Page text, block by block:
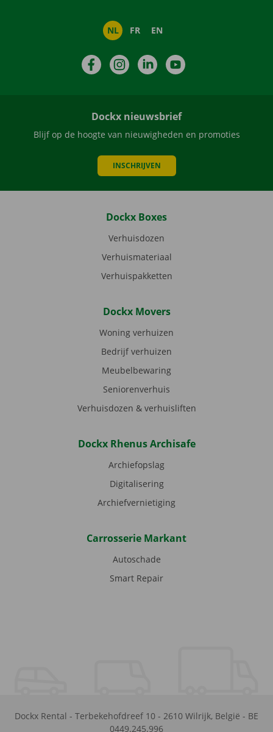
NL FR EN
FacebookInstagramLinkedIn
Dockx nieuwsbrief
Blijf op de hoogte van nieuwigheden en promoties
INSCHRIJVEN
Dockx Boxes
Verhuisdozen
Verhuismateriaal
Verhuispakketten
Dockx Movers
Woning verhuizen
Bedrijf verhuizen
Meubelbewaring
Seniorenverhuis
Verhuisdozen & verhuisliften
Dockx Rhenus Archisafe
Archiefopslag
Digitalisering
Archiefvernietiging
Carrosserie Markant
Autoschade
Smart Repair
Dockx Rental - Terbekehofdreef 10 - 2610 Wilrijk, België - BE
0449.245.996